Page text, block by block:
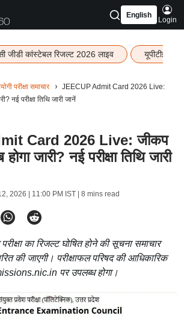
English
Login
जीडी कांस्टेबल रिजल्ट 2026 लाइव यूपीटीईटी
परीक्षा समाचार
JEECUP Admit Card 2026 Live:
नई परीक्षा तिथि जारी जानें
Card 2026 Live: जीकप
जारी? नई परीक्षा तिथि जारी
2026 | 11:00 PM IST| 8 mins read
का रिजल्ट घोषित होने की सूचना समाचार
की जाएगी। परीक्षाफल परिषद की आधिकारिक
पर उपलब्ध होगा।